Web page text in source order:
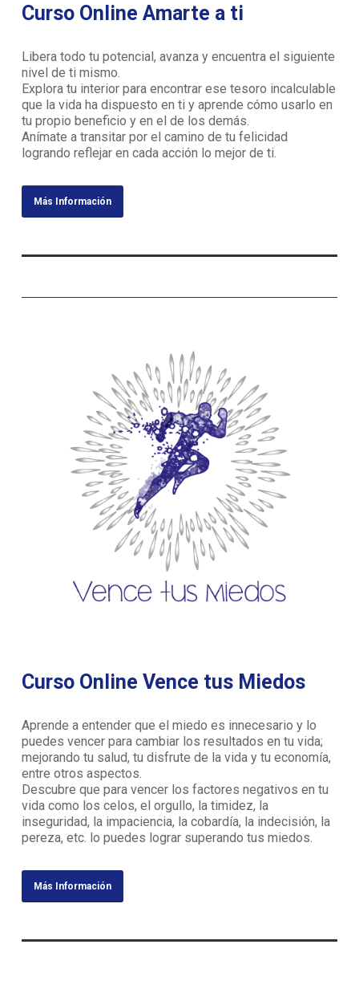
Curso Online Amarte a ti
Libera todo tu potencial, avanza y encuentra el siguiente
nivel de ti mismo.
Explora tu interior para encontrar ese tesoro incalculable
que la vida ha dispuesto en ti y aprende cómo usarlo en
tu propio beneficio y en el de los demás.
Anímate a transitar por el camino de tu felicidad
logrando reflejar en cada acción lo mejor de ti.
Más Información
Curso Online Vence tus Miedos
Aprende a entender que el miedo es innecesario y lo
puedes vencer para cambiar los resultados en tu vida;
mejorando tu salud, tu disfrute de la vida y tu economía,
entre otros aspectos.
Descubre que para vencer los factores negativos en tu
vida como los celos, el orgullo, la timidez, la
inseguridad, la impaciencia, la cobardía, la indecisión, la
pereza, etc. lo puedes lograr superando tus miedos.
Más Información